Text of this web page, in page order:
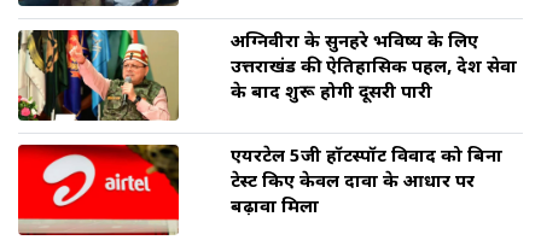
अग्निवीरों के सुनहरे भविष्य के लिए
उत्तराखंड की ऐतिहासिक पहल, देश सेवा
के बाद शुरू होगी दूसरी पारी
एयरटेल 5जी हॉटस्पॉट विवाद को बिना
टेस्ट किए केवल दावों के आधार पर
बढ़ावा मिला